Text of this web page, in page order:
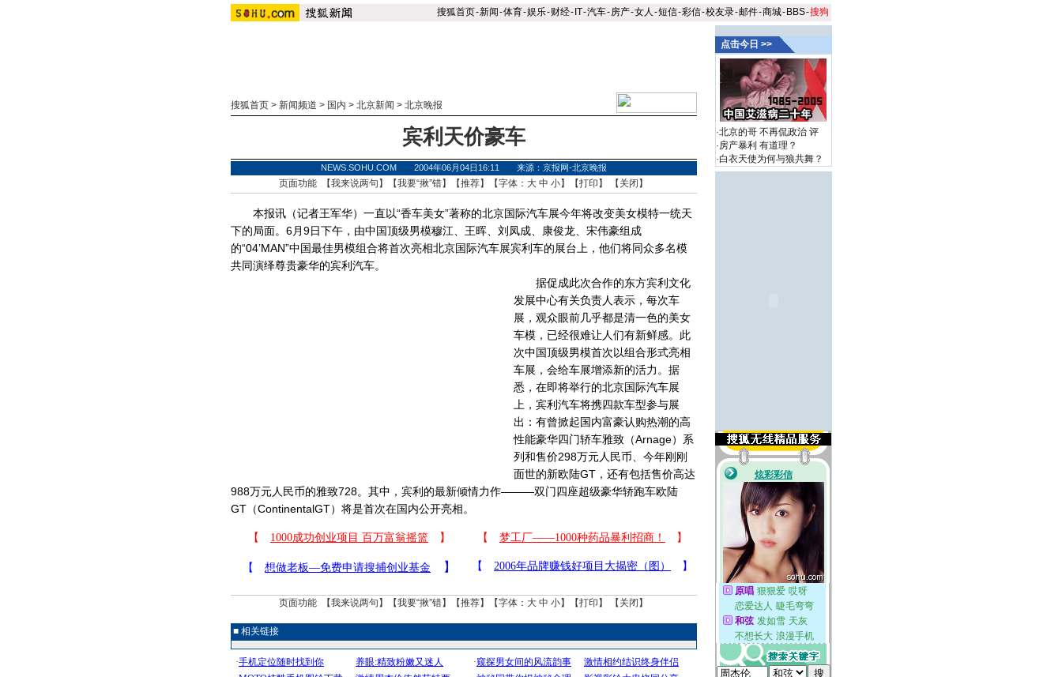
搜狐首页-新闻-体育-娱乐-财经- IT-汽车-房产-女人 -短信-彩信-校友录-邮件-商城- BBS-搜狗
搜狐首页> 新闻频道 > 国内 > 北京新闻 > 北京晚报
宾利天价豪车
NEWS.SOHU.COM 2004年06月04日16:11 来源：京报网-北京晚报
页面功能 【我来说两句 】【我要“揪”错】【推荐】【字体： 大 中 小】【打印 】 【 关闭 】
本报讯（记者王军华）一直以“香车美女”著称的北京国际汽车展今年将改变美女模特一统天
下的局面。6月9日下午，由中国顶级男模穆江、王晖、刘凤成、康俊龙、宋伟豪组成
的“04’MAN”中国最佳男模组合将首次亮相北京国际汽车展宾利车的展台上，他们将同众多名模
共同演绎尊贵豪华的宾利汽车。
据促成此次合作的东方宾利文化
发展中心有关负责人表示，每次车
展，观众眼前几乎都是清一色的美女
车模，已经很难让人们有新鲜感。此
次中国顶级男模首次以组合形式亮相
车展，会给车展增添新的活力。据
悉，在即将举行的北京国际汽车展
上，宾利汽车将携四款车型参与展
出：有曾掀起国内富豪认购热潮的高
性能豪华四门轿车雅致（Arnage）系
列和售价298万元人民币、今年刚刚
面世的新欧陆GT，还有包括售价高达
988万元人民币的雅致728。其中，宾利的最新倾情力作———双门四座超级豪华轿跑车欧陆
GT（ContinentalGT）将是首次在国内公开亮相。
页面功能 【我来说两句 】【我要“揪”错】【推荐】【字体： 大 中 小】【打印 】 【 关闭 】
■ 相关链接
点击今日 >>
·北京的哥 不再侃政治 评
·房产暴利 有道理？
·白衣天使为何与狼共舞？